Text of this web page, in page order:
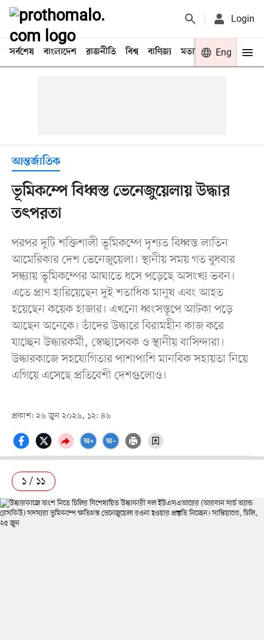
Login
সর্বশেষ বাংলাদেশ রাজনীতি বিশ্ব বাণিজ্য মতামত খেলা
Eng
আন্তর্জাতিক
ভূমিকম্পে বিধ্বস্ত ভেনেজুয়েলায় উদ্ধার
তৎপরতা
পরপর দুটি শক্তিশালী ভূমিকম্পে দৃশ্যত বিধ্বস্ত লাতিন
আমেরিকার দেশ ভেনেজুয়েলা। স্থানীয় সময় গত বুধবার
সন্ধ্যায় ভূমিকম্পের আঘাতে ধসে পড়েছে অসংখ্য ভবন।
এতে প্রাণ হারিয়েছেন দুই শতাধিক মানুষ এবং আহত
হয়েছেন কয়েক হাজার। এখনো ধ্বংসস্তূপে আটকা পড়ে
আছেন অনেকে। তাঁদের উদ্ধারে বিরামহীন কাজ করে
যাচ্ছেন উদ্ধারকর্মী, স্বেচ্ছাসেবক ও স্থানীয় বাসিন্দারা।
উদ্ধারকাজে সহযোগিতার পাশাপাশি মানবিক সহায়তা নিয়ে
এগিয়ে এসেছে প্রতিবেশী দেশগুলোও।
প্রকাশ: ২৬ জুন ২০২৬, ১২: ৪৬
১ / ১১